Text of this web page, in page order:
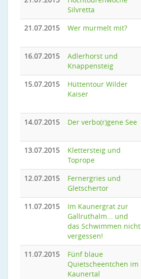
Silvretta
21.07.2015 Wer murmelt mit?
16.07.2015
Adlerhorst und
Knappensteig
15.07.2015
Hüttentour Wilder
Kaiser
14.07.2015 Der verbo(r)gene See
13.07.2015
Klettersteig und
Toprope
12.07.2015
Fernergries und
Gletschertor
11.07.2015
Im Kaunergrat zur
Gallruthalm... und
das Schwimmen nicht
vergessen!
11.07.2015
Fünf blaue
Quietscheentchen im
Kaunertal